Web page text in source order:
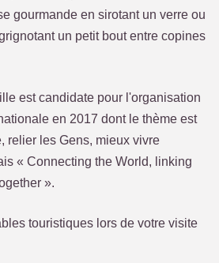
gourmande en sirotant un verre ou
un petit bout entre copines
est candidate pour l'organisation
en 2017 dont le thème est
relier les Gens, mieux vivre
« Connecting the World, linking
».
touristiques lors de votre visite